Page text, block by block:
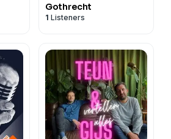
Gothrecht
1 Listeners